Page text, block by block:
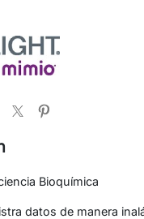
Bioquímica
datos de manera